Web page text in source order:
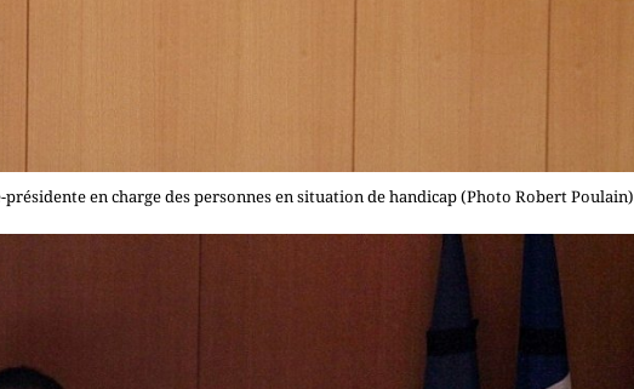
en charge des personnes en situation de handicap (Photo Robert Poulain)